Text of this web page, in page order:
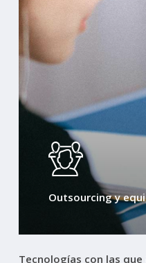
Outsourcing y
Tecnologías con las que